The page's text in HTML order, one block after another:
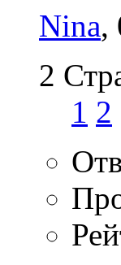
Nina,
2
1 2